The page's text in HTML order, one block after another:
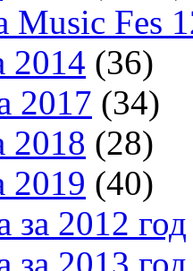
Music Fes
2014 (36)
2017 (34)
2018 (28)
2019 (40)
за 2012 год
за 2013 год